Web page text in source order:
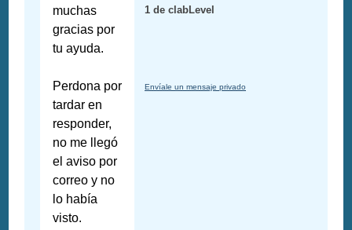
muchas
gracias por
tu ayuda.
Perdona por
tardar en
responder,
no me llegó
el aviso por
correo y no
lo había
visto.
1 de clabLevel
Envíale un mensaje privado